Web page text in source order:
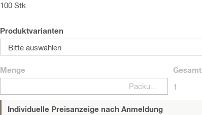
100 Stk
Produktvarianten
Bitte auswählen
Menge
Gesamt
1
Individuelle Preisanzeige nach Anmeldung